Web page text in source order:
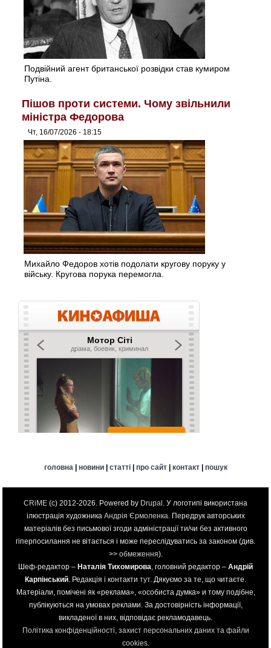
Подвійний агент британської розвідки став кумиром
Путіна.
Пішов проти системи. Чому звільнили
міністра Федорова
Чт, 16/07/2026 - 18:15
Михайло Федоров хотів подолати кругову поруку у
війську. Кругова порука перемогла.
головна | новини| статті| про сайт| контакт| пошук
CRiME (c) 2012-2026. Powered by Drupal . У логотипі використана
ілюстрація художника Андрія Єрмоленка . Передрук авторських
матеріалів без письмової згоди адміністрації ти/чи без активного
гіперпосилання не вітається і може переслідуватись за законом (див.
>> обмеження).
Шеф-редактор – Наталія Тихомирова , головний редактор – Андрій
Карпінський . Редакція і контакти тут. Дякуємо за те, що читаєте.
Матеріали, помічені як «реклама», «особиста думка» и тому подібне,
публікуються на умовах реклами. За достовірність інформації,
викладеної в них, відповідає рекламодавець.
Політика конфіденційності, захист персональних даних та файли
cookies.